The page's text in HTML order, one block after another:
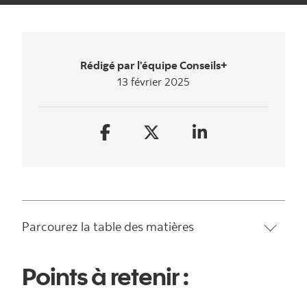
Rédigé par l’équipe Conseils+
13 février 2025
Parcourez la table des matières
Points à retenir :